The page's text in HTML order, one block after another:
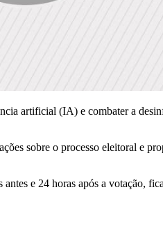
artificial (IA) e combater a
sobre o processo eleitoral e
e 24 horas após a votação,